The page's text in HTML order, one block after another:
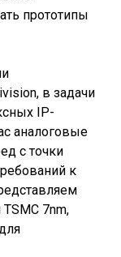
прототипы
в задачи
IP-
аналоговые
с точки
к
7nm,